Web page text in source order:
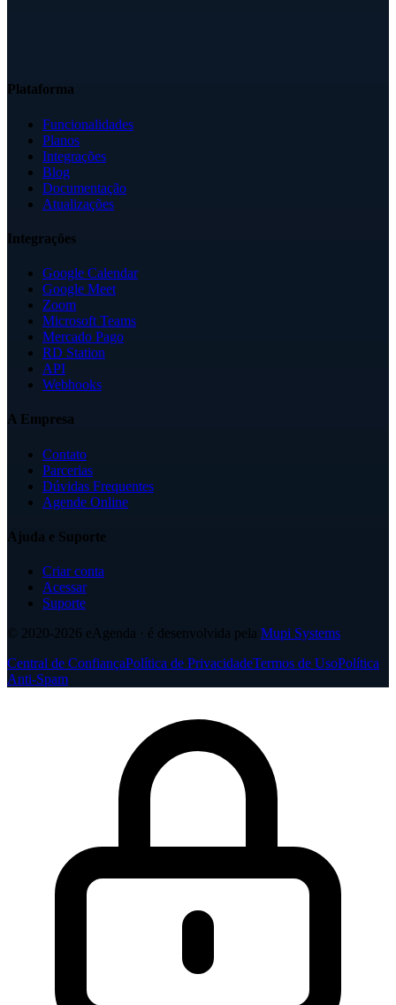
Plataforma
Funcionalidades
Planos
Integrações
Blog
Documentação
Atualizações
Integrações
Google Calendar
Google Meet
Zoom
Microsoft Teams
Mercado Pago
RD Station
API
Webhooks
A Empresa
Contato
Parcerias
Dúvidas Frequentes
Agende Online
Ajuda e Suporte
Criar conta
Acessar
Suporte
© 2020-2026 eAgenda · é desenvolvida pela Mupi Systems
Central de ConfiançaPolítica de PrivacidadeTermos de UsoPolítica
Anti-Spam